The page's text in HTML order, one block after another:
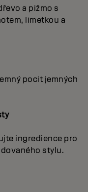
a pižmo s
limetkou a
pocit jemných
ingredience pro
stylu.